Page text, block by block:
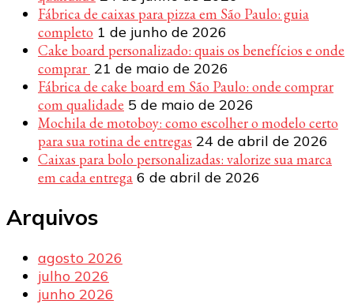
Fábrica de caixas para pizza em São Paulo: guia
completo 1 de junho de 2026
Cake board personalizado: quais os benefícios e onde
comprar 21 de maio de 2026
Fábrica de cake board em São Paulo: onde comprar
com qualidade 5 de maio de 2026
Mochila de motoboy: como escolher o modelo certo
para sua rotina de entregas 24 de abril de 2026
Caixas para bolo personalizadas: valorize sua marca
em cada entrega 6 de abril de 2026
Arquivos
agosto 2026
julho 2026
junho 2026